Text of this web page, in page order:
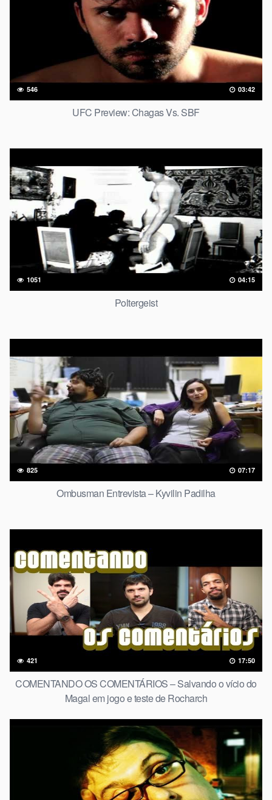
546 03:42
UFC Preview: Chagas Vs. SBF
1051 04:15
Poltergeist
825 07:17
Ombusman Entrevista – Kyvilin Padilha
421 17:50
COMENTANDO OS COMENTÁRIOS – Salvando o vício do
Magal em jogo e teste de Rocharch